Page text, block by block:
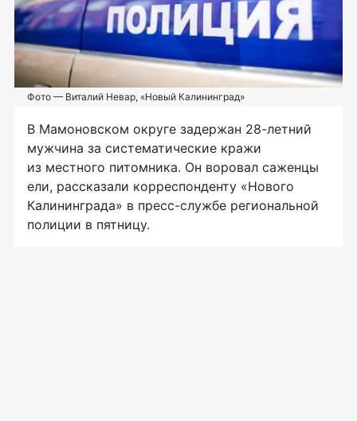
Фото — Виталий Невар, «Новый Калининград»
В Мамоновском округе задержан 28-летний
мужчина за систематические кражи
из местного питомника. Он воровал саженцы
ели, рассказали корреспонденту «Нового
Калининграда» в пресс-службе региональной
полиции в пятницу.